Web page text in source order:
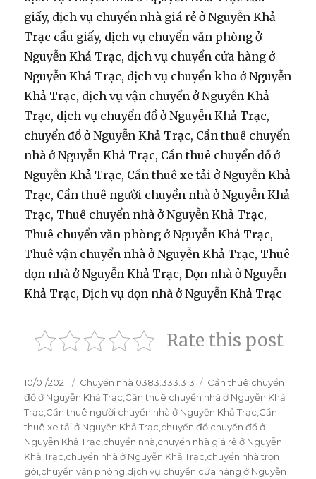
giấy, dịch vụ chuyển nhà giá rẻ ở Nguyễn Khả
Trạc cầu giấy, dịch vụ chuyển văn phòng ở
Nguyễn Khả Trạc, dịch vụ chuyển cửa hàng ở
Nguyễn Khả Trạc, dịch vụ chuyển kho ở Nguyễn
Khả Trạc, dịch vụ vận chuyển ở Nguyễn Khả
Trạc, dịch vụ chuyển đồ ở Nguyễn Khả Trạc,
chuyển đồ ở Nguyễn Khả Trạc, Cần thuê chuyển
nhà ở Nguyễn Khả Trạc, Cần thuê chuyển đồ ở
Nguyễn Khả Trạc, Cần thuê xe tải ở Nguyễn Khả
Trạc, Cần thuê người chuyền nhà ở Nguyễn Khả
Trạc, Thuê chuyển nhà ở Nguyễn Khả Trạc,
Thuê chuyển văn phòng ở Nguyễn Khả Trạc,
Thuê vận chuyển nhà ở Nguyễn Khả Trạc, Thuê
dọn nhà ở Nguyễn Khả Trạc, Dọn nhà ở Nguyễn
Khả Trạc, Dịch vụ dọn nhà ở Nguyễn Khả Trạc
Rate this post
Đăng
vào
ngày
10/01/2021
Danh
mục
Chuyển nhà 0383.333.313 Thẻ
Cần thuê chuyển
đồ ở Nguyễn Khả Trạc Cần thuê chuyển nhà ở Nguyễn Khả
Trạc Cần thuê người chuyền nhà ở Nguyễn Khả Trạc Cần
thuê xe tải ở Nguyễn Khả Trạc chuyển đồ chuyển đồ ở
Nguyễn Khả Trạc chuyển nhà chuyển nhà giá rẻ ở Nguyễn
Khả Trạc chuyển nhà ở Nguyễn Khả Trạc chuyển nhà trọn
gói chuyển văn phòng dịch vụ chuyển cửa hàng ở Nguyễn